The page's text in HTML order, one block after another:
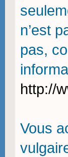
n’est
pas,
http://
Vous